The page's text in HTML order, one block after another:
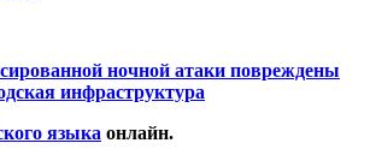
ночной атаки повреждены
инфраструктура
языка онлайн.